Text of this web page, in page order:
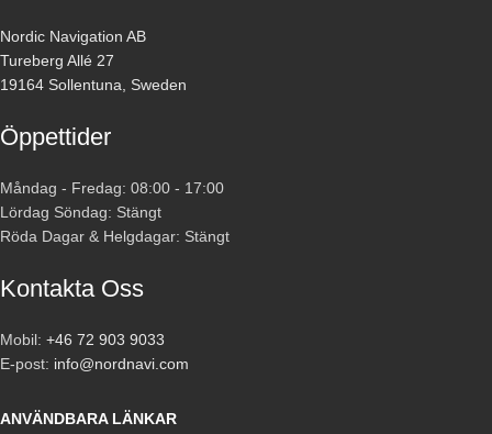
Nordic Navigation AB
Tureberg Allé 27
19164 Sollentuna, Sweden
Öppettider
Måndag - Fredag: 08:00 - 17:00
Lördag Söndag: Stängt
Röda Dagar & Helgdagar: Stängt
Kontakta Oss
Mobil: +46 72 903 9033
E-post: info@nordnavi.com
ANVÄNDBARA LÄNKAR